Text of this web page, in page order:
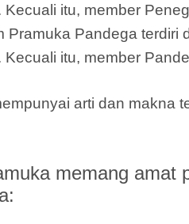
Kecuali itu, member
Pramuka Pandega terdiri
Kecuali itu, member
arti dan makna
memang amat